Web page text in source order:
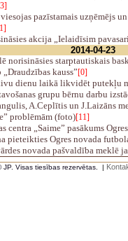
pazīstamais uzņēmējs
akcija „Ielaidīsim
2014-04-23
norisināsies starptautiskais
kauss”[0]
dienu laikā likvidēt putekļu
grupu bērnu darbu
A.Ceplītis un J.Laizāns
problēmām (foto)[11]
centra „Saime” pasākums
pieteikties Ogres novada
novada pašvaldība meklē
JP. Visas tiesības rezervētas. |